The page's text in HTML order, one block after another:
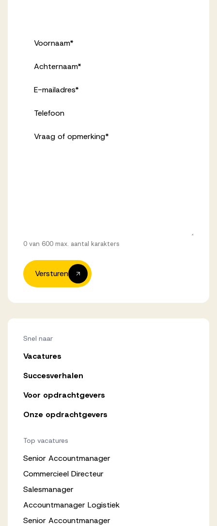
Voornaam*
Achternaam*
E-mailadres*
Telefoon
Vraag of opmerking*
0 van 600 max. aantal karakters
Versturen
Snel naar
Vacatures
Succesverhalen
Voor opdrachtgevers
Onze opdrachtgevers
Top vacatures
Senior Accountmanager
Commercieel Directeur
Salesmanager
Accountmanager Logistiek
Senior Accountmanager